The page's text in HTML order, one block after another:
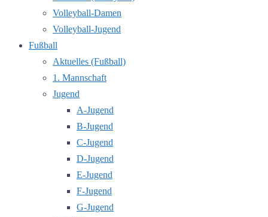
Volleyball-Damen
Volleyball-Jugend
Fußball
Aktuelles (Fußball)
1. Mannschaft
Jugend
A-Jugend
B-Jugend
C-Jugend
D-Jugend
E-Jugend
F-Jugend
G-Jugend